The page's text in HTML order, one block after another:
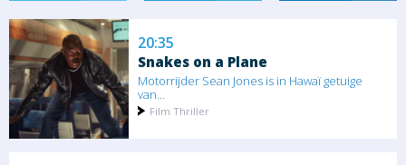
20:35
Snakes on a Plane
Motorrijder Sean Jones is in Hawaï getuige
van...
Film Thriller